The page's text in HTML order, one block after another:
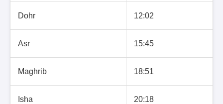
Dohr 12:02
Asr 15:45
Maghrib 18:51
Isha 20:18